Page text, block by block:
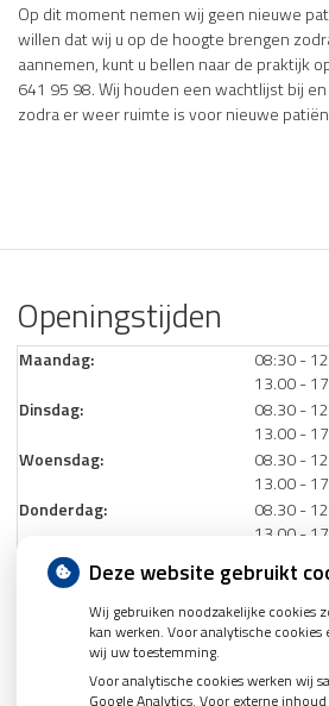
Op dit moment nemen wij geen nieuwe
willen dat wij u op de hoogte brengen
aannemen, kunt u bellen naar de praktijk
641 95 98. Wij houden een wachtlijst bij
zodra er weer ruimte is voor nieuwe
Openingstijden
Maandag: 08:30tot
-
13.00tot
-
Dinsdag:
08.30tot
-
13.00tot
-
Woensdag:
08.30tot
-
13.00tot
-
Donderdag:
08.30tot
-
13.00tot
-
Vrijdag:
Aangesloten bij:
Deze website gebruikt
Wij gebruiken noodzakelijke cookies
kan werken. Voor analytische cookies
wij uw toestemming.
Voor analytische cookies werken wij
Google Analytics. Voor externe